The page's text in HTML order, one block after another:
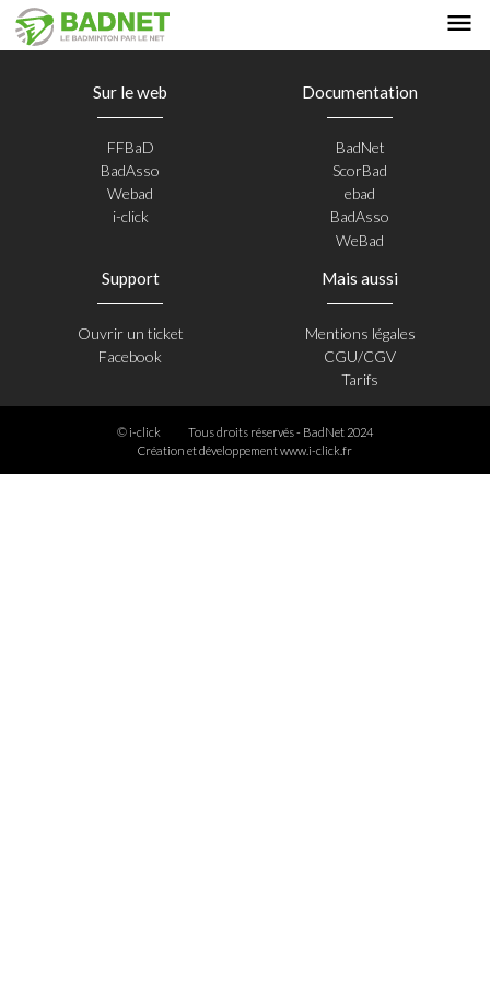
Sur le web
FFBaD
BadAsso
Webad
i-click
Documentation
BadNet
ScorBad
ebad
BadAsso
WeBad
Support
Ouvrir un ticket
Facebook
Mais aussi
Mentions légales
CGU/CGV
Tarifs
© i-click
Tous droits réservés - BadNet 2024
Création et développementwww.i-click.fr